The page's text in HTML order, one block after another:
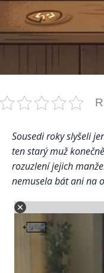
Sousedi roky slyšeli
ten starý muž
rozuzlení jejich
nemusela bát ani na